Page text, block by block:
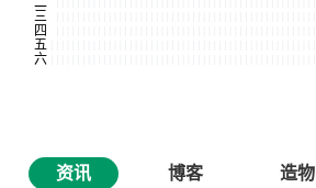
资讯 博客
造物